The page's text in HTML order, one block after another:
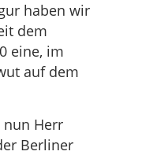
haben wir
dem
eine, im
auf dem
Herr
Berliner